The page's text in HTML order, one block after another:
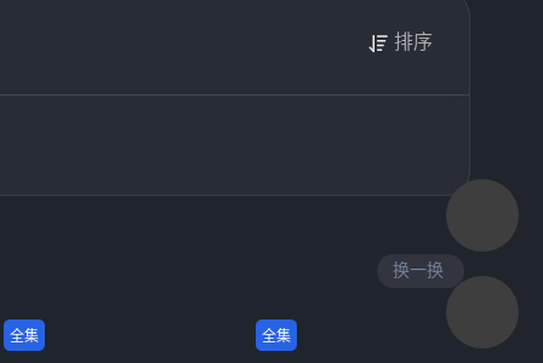
排序
换一换
全集 全集